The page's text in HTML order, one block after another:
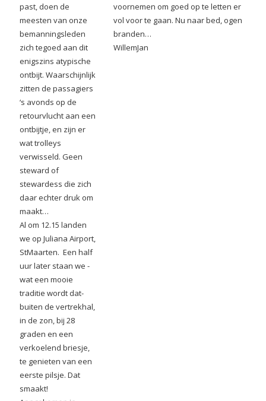
past, doen de
meesten van onze
bemanningsleden
zich tegoed aan dit
enigszins atypische
ontbijt. Waarschijnlijk
zitten de passagiers
‘s avonds op de
retourvlucht aan een
ontbijtje, en zijn er
wat trolleys
verwisseld. Geen
steward of
stewardess die zich
daar echter druk om
maakt…
Al om 12.15 landen
we op Juliana Airport,
StMaarten. Een half
uur later staan we -
wat een mooie
traditie wordt dat-
buiten de vertrekhal,
in de zon, bij 28
graden en een
verkoelend briesje,
te genieten van een
eerste pilsje. Dat
smaakt!
voornemen om goed op te letten er
vol voor te gaan. Nu naar bed, ogen
branden…
WillemJan